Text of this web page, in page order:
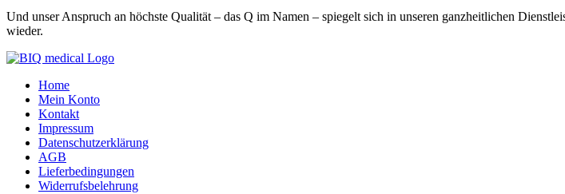
Und unser Anspruch an höchste Qualität – das Q im Namen – spiegelt sich in unseren ganzheitlichen
wieder.
Home
Mein Konto
Kontakt
Impressum
Datenschutzerklärung
AGB
Lieferbedingungen
Widerrufsbelehrung